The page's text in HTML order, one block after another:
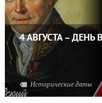
4 АВГУСТА –
Исторические даты